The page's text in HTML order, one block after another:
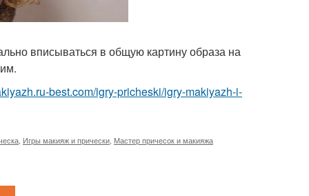
вписываться в общую картину образа на
best.com/igry-pricheski/igry-makiyazh-i-
Игры макияж и прически Мастер причесок и макияжа